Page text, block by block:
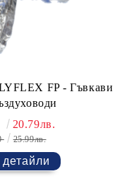
FP - Гъвкави
въздуховоди
20.79лв.
25.99лв.